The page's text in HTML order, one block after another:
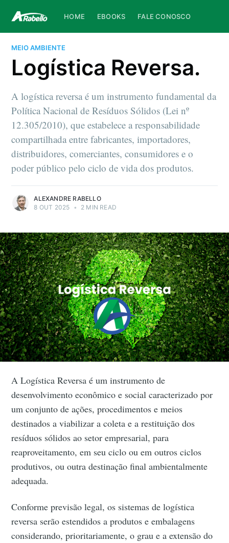
HOME EBOOKS FALE CONOSCO
MEIO AMBIENTE
Logística Reversa.
A logística reversa é um instrumento fundamental da
Política Nacional de Resíduos Sólidos (Lei nº
12.305/2010), que estabelece a responsabilidade
compartilhada entre fabricantes, importadores,
distribuidores, comerciantes, consumidores e o
poder público pelo ciclo de vida dos produtos.
ALEXANDRE RABELLO
8 OUT 2025 • 2 MIN READ
A Logística Reversa é um instrumento de
desenvolvimento econômico e social caracterizado por
um conjunto de ações, procedimentos e meios
destinados a viabilizar a coleta e a restituição dos
resíduos sólidos ao setor empresarial, para
reaproveitamento, em seu ciclo ou em outros ciclos
produtivos, ou outra destinação final ambientalmente
adequada.
Conforme previsão legal, os sistemas de logística
reversa serão estendidos a produtos e embalagens
considerando, prioritariamente, o grau e a extensão do